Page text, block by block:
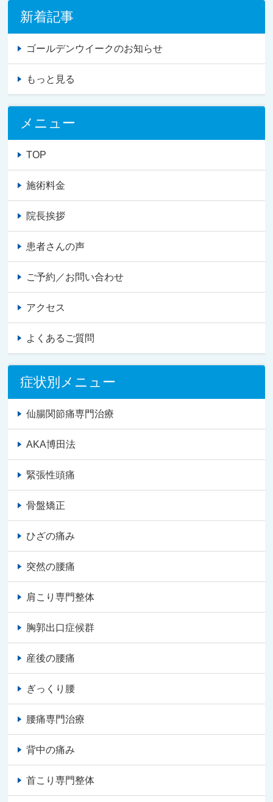
新着記事
ゴールデンウイークのお知らせ
もっと見る
メニュー
TOP
施術料金
院長挨拶
患者さんの声
ご予約／お問い合わせ
アクセス
よくあるご質問
症状別メニュー
仙腸関節痛専門治療
AKA博田法
緊張性頭痛
骨盤矯正
ひざの痛み
突然の腰痛
肩こり専門整体
胸郭出口症候群
産後の腰痛
ぎっくり腰
腰痛専門治療
背中の痛み
首こり専門整体